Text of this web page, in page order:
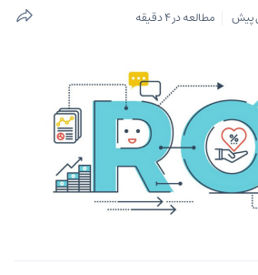
مطالعه در 4 دقیقه